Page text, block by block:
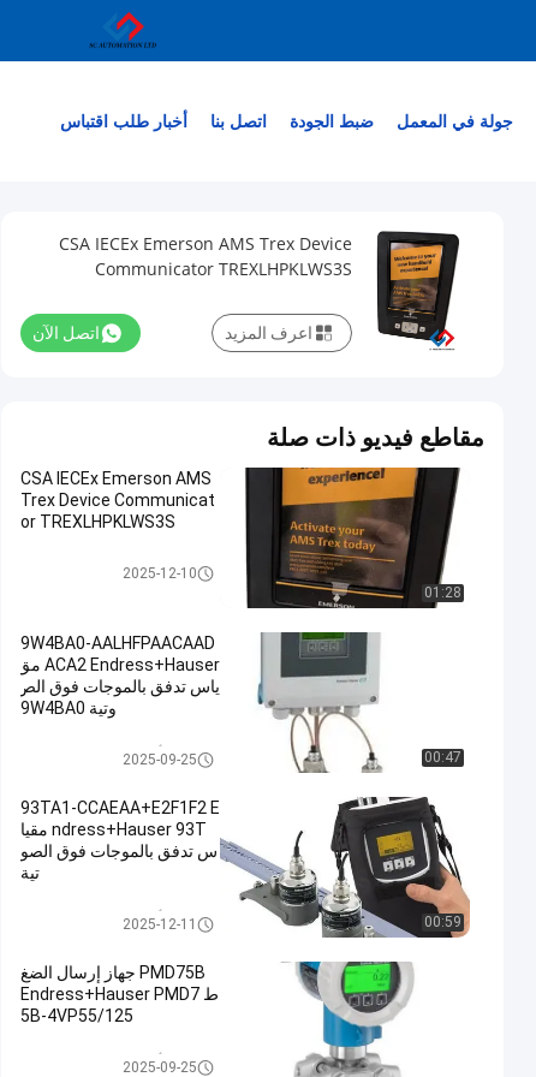
جولة في المعمل ضبط الجودة اتصل بنا أخبار طلب اقتباس
CSA IECEx Emerson AMS Trex Device
Communicator TREXLHPKLWS3S
اتصل الآن اعرف المزيد
مقاطع فيديو ذات صلة
01:28
CSA IECEx Emerson AMS
Trex Device Communicat
or TREXLHPKLWS3S
2025-12-10
00:47
9W4BA0-AALHFPAACAAD
ACA2 Endress+Hauser مق
ياس تدفق بالموجات فوق الص
وتية 9W4BA0
أدوات Endress Hauser
2025-09-25
00:59
93TA1-CCAEAA+E2F1F2 E
ndress+Hauser 93T مقيا
س تدفق بالموجات فوق الصو
تية
أدوات Endress Hauser
2025-12-11
PMD75B جهاز إرسال الضغ
ط Endress+Hauser PMD7
5B-4VP55/125
أدوات Endress Hauser
2025-09-25